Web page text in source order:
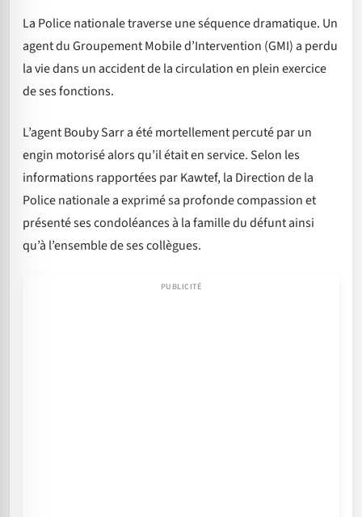
La Police nationale traverse une séquence dramatique. Un
agent du Groupement Mobile d’Intervention (GMI) a perdu
la vie dans un accident de la circulation en plein exercice
de ses fonctions.
L’agent Bouby Sarr a été mortellement percuté par un
engin motorisé alors qu’il était en service. Selon les
informations rapportées par Kawtef, la Direction de la
Police nationale a exprimé sa profonde compassion et
présenté ses condoléances à la famille du défunt ainsi
qu’à l’ensemble de ses collègues.